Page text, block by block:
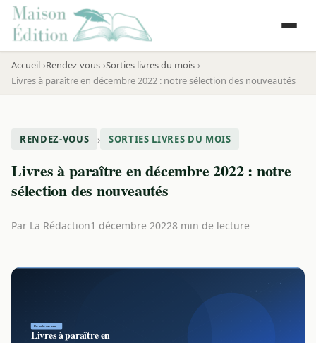
Accueil Rendez-vous Sorties livres du mois
Livres à paraître en décembre 2022 : notre sélection des nouveautés
RENDEZ-VOUS › SORTIES LIVRES DU MOIS
Livres à paraître en décembre 2022 : notre
sélection des nouveautés
Par La Rédaction1 décembre 20228 min de lecture